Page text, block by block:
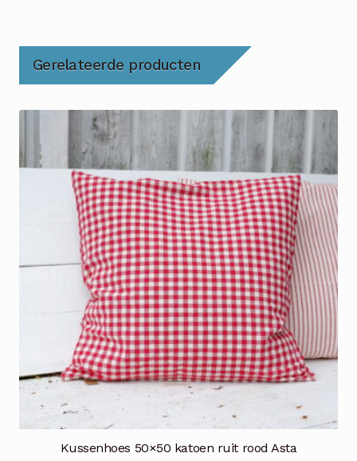
Gerelateerde producten
Kussenhoes 50×50 katoen ruit rood Asta